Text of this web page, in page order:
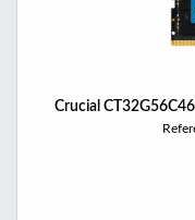
Crucial